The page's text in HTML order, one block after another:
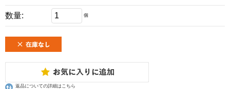
数量: 個
返品についての詳細はこちら